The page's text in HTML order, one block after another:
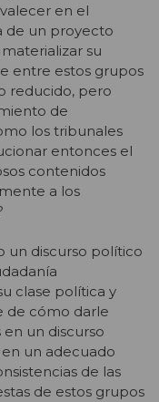
en el
de un proyecto
su
entre estos grupos
reducido, pero
de
los tribunales
entonces el
contenidos
a los
un discurso político
clase política y
de cómo darle
en un discurso
un adecuado
de las
de estos grupos